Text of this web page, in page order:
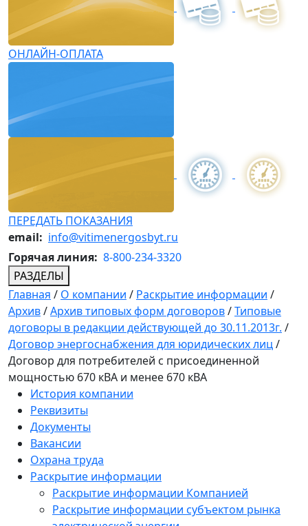
ОНЛАЙН-ОПЛАТА
ПЕРЕДАТЬ ПОКАЗАНИЯ
email: info@vitimenergosbyt.ru
Горячая линия: 8-800-234-3320
РАЗДЕЛЫ
Главная / О компании / Раскрытие информации /
Архив/Архив типовых форм договоров/Типовые
договоры в редакции действующей до 30.11.2013г. /
Договор энергоснабжения для юридических лиц/
Договор для потребителей с присоединенной
мощностью 670 кВА и менее 670 кВА
История компании
Реквизиты
Документы
Вакансии
Охрана труда
Раскрытие информации
Раскрытие информации Компанией
Раскрытие информации субъектом рынка